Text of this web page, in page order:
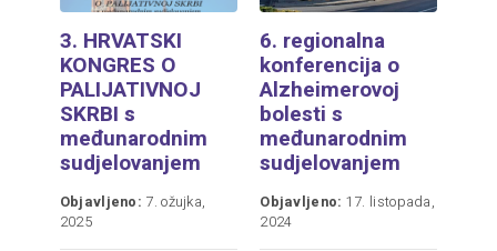
3. HRVATSKI
KONGRES O
PALIJATIVNOJ
SKRBI s
međunarodnim
sudjelovanjem
Objavljeno: 7. ožujka,
2025
6. regionalna
konferencija o
Alzheimerovoj
bolesti s
međunarodnim
sudjelovanjem
Objavljeno: 17. listopada,
2024